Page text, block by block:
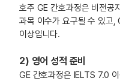
호주 GE 간호과정은 비전공
과목 이수가 요구될 수 있
이상입니다.
2) 영어 성적 준비
GE 간호과정은 IELTS 7.0